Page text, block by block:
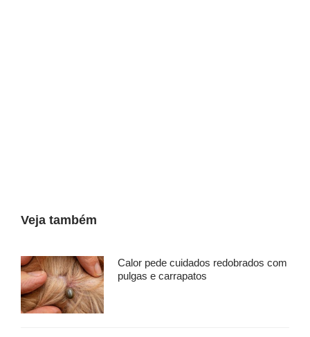
Veja também
Calor pede cuidados redobrados com
pulgas e carrapatos